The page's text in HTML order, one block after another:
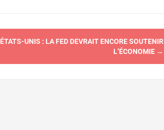
ÉTATS-UNIS : LA FED DEVRAIT ENCORE SOUTENIR
L’ÉCONOMIE →